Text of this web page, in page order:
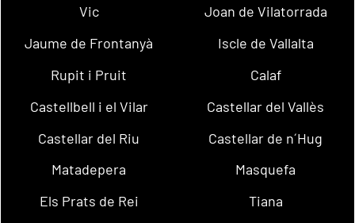
Vic
Joan de Vilatorrada
Jaume de Frontanyà
Iscle de Vallalta
Rupit i Pruit
Calaf
Castellbell i el Vilar
Castellar del Vallès
Castellar del Riu
Castellar de n´Hug
Matadepera
Masquefa
Els Prats de Rei
Tiana